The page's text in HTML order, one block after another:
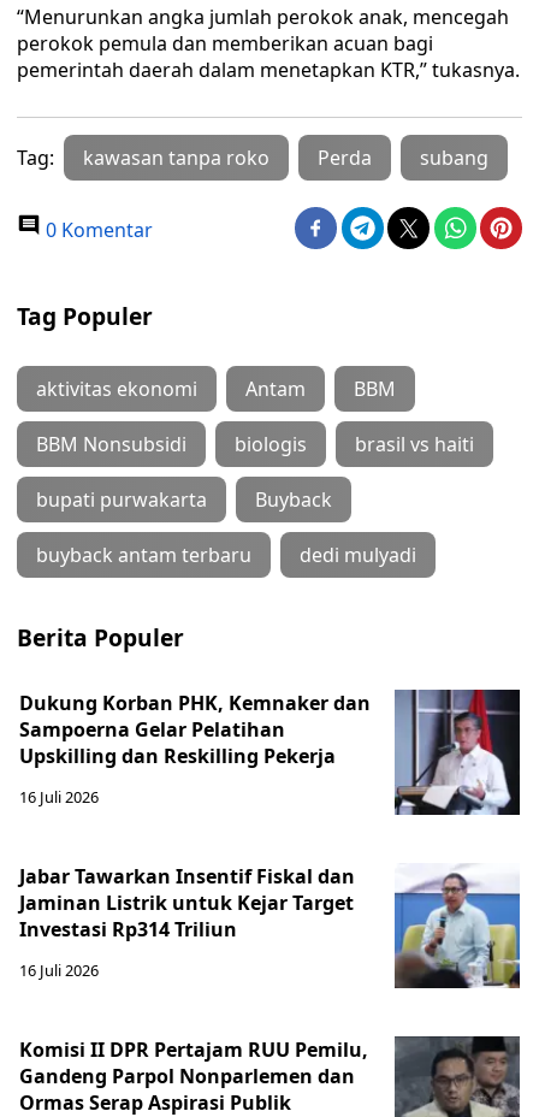
“Menurunkan angka jumlah perokok anak, mencegah
perokok pemula dan memberikan acuan bagi
pemerintah daerah dalam menetapkan KTR,” tukasnya.
Tag: kawasan tanpa roko Perda subang
0 Komentar
Tag Populer
aktivitas ekonomi Antam BBM
BBM Nonsubsidi biologis brasil vs haiti
bupati purwakarta Buyback
buyback antam terbaru dedi mulyadi
Berita Populer
Dukung Korban PHK, Kemnaker dan
Sampoerna Gelar Pelatihan
Upskilling dan Reskilling Pekerja
16 Juli 2026
Jabar Tawarkan Insentif Fiskal dan
Jaminan Listrik untuk Kejar Target
Investasi Rp314 Triliun
16 Juli 2026
Komisi II DPR Pertajam RUU Pemilu,
Gandeng Parpol Nonparlemen dan
Ormas Serap Aspirasi Publik